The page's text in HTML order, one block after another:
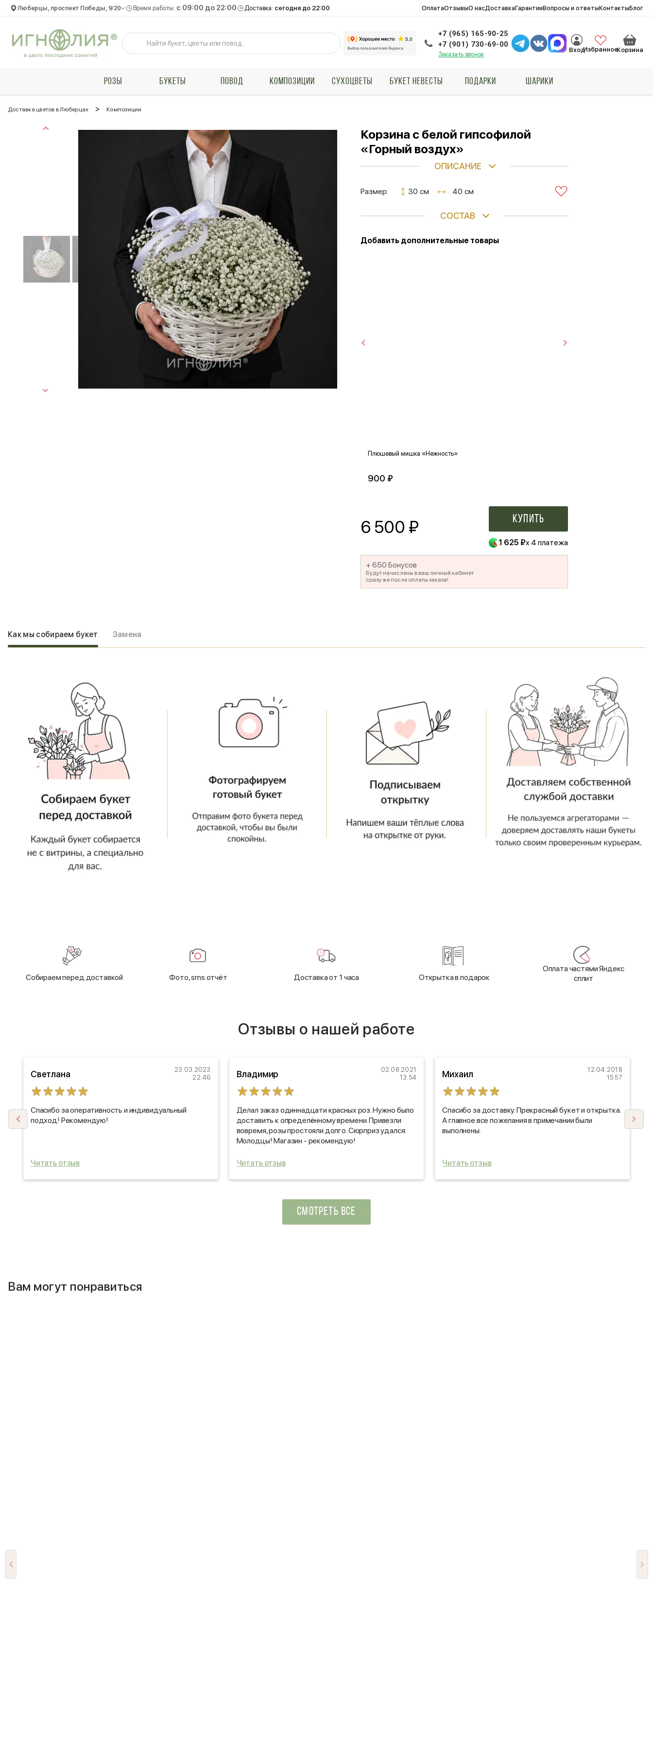
Люберцы, проспект Победы, 9/20 Время работы: c 09:00 до 22:00 Доставка: сегодня до 22:00 ОплатаОтзывыО насДоставкаГарантииВопросы и ответыКонтактыБлог
+7 (965) 165-90-25
+7 (901) 730-69-00
Заказать звонок
ВходИзбранноеКорзина
РОЗЫ БУКЕТЫ ПОВОД КОМПОЗИЦИИ СУХОЦВЕТЫ БУКЕТ НЕВЕСТЫ ПОДАРКИ ШАРИКИ
Доставка цветов в Люберцах > Композиции
Корзина с белой гипсофилой
«Горный воздух»
ОПИСАНИЕ
Размер: 30 см 40 см
СОСТАВ
Добавить дополнительные товары
Плюшевый мишка «Нежность»
900 ₽
6 500 ₽ Купить
1 625 ₽x 4 платежа
+ 650 Бонусов
Будут начислены в ваш личный кабинет
сразу же после оплаты заказа!
Как мы собираем букет Замена
Cобираем перед доставкой Фото, sms отчёт Доставка от 1 часа Открытка в подарок
Оплата частями Яндекс
сплит
Отзывы о нашей работе
Светлана
23.03.2023
22:46
Спасибо за оперативность и индивидуальный
подход! Рекомендую!
Читать отзыв
Владимир
02.08.2021
13:54
Делал заказ одиннадцати красных роз. Нужно было
доставить к определённому времени. Привезли
вовремя, розы простояли долго. Сюрприз удался.
Молодцы! Магазин - рекомендую!
Читать отзыв
Михаил
12.04.2018
15:57
Спасибо за доставку. Прекрасный букет и открытка.
А главное все пожелания в примечании были
выполнены.
Читать отзыв
СМОТРЕТЬ ВСЕ
Вам могут понравиться